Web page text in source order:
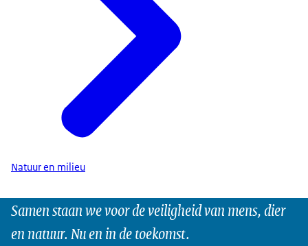
Natuur en milieu
Samen staan we voor de veiligheid van mens, dier
en natuur. Nu en in de toekomst.